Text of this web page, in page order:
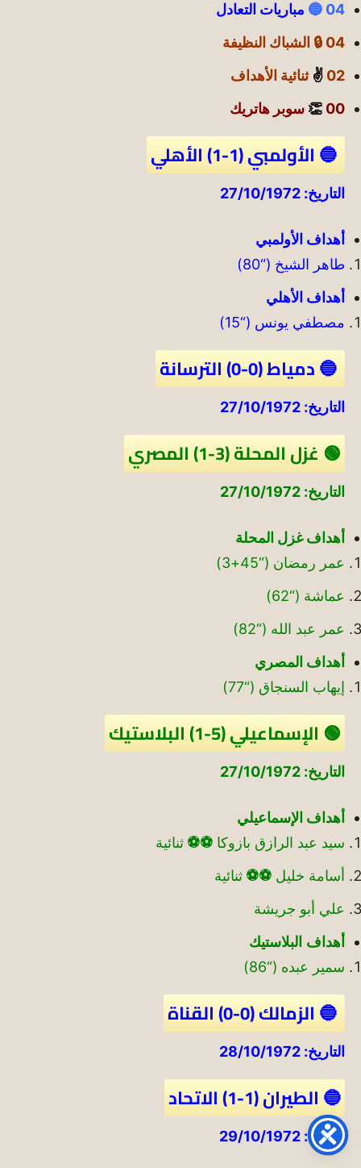
04 🔵
مباريات التعادل
04 🔒 الشباك النظيفة
02
✌️ ثنائية الأهداف
00
👏 سوبر هاتريك
🔵 الأولمبي (1-1) الأهلي
التاريخ: 27/10/1972
أهداف الأولمبي
طاهر الشيخ (“80)
أهداف الأهلي
مصطفي يونس (“15)
🔵 دمياط (0-0) الترسانة
التاريخ: 27/10/1972
🟢 غزل المحلة (3-1) المصري
التاريخ: 27/10/1972
أهداف غزل المحلة
عمر رمضان (“45+3)
عماشة (“62)
عمر عبد الله (“82)
أهداف المصري
إيهاب السنجاق (“77)
🟢 الإسماعيلي (5-1) البلاستيك
التاريخ: 27/10/1972
أهداف الإسماعيلي
سيد عبد الرازق بازوكا ⚽
⚽ ثنائية
أسامة خليل ⚽
⚽ ثنائية
علي أبو جريشة
أهداف البلاستيك
سمير عبده (“86)
🔵 الزمالك (0-0) القناة
التاريخ: 28/10/1972
🔵 الطيران (1-1) الاتحاد
التاريخ: 29/10/1972